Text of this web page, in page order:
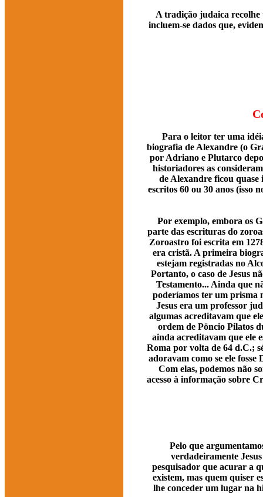
A tradição judaica recolhe
incluem-se dados que,
Para o leitor ter uma
biografia de Alexandre (o
por Adriano e Plutarco
historiadores as
de Alexandre ficou quase
escritos 60 ou 30 anos (isso
Por exemplo, embora os
parte das escrituras do
Zoroastro foi escrita em
era cristã. A primeira
estejam registradas no
Portanto, o caso de Jesus
Testamento... Ainda que
poderíamos ter um prisma
Jesus era um professor
algumas acreditavam que
ordem de Pöncio Pilatos
ainda acreditavam que ele
Roma por volta de 64 d.C.;
adoravam como se ele
Com elas, podemos não
acesso à informação sobre
Pelo que
verdadeiramente
pesquisador que acurar a
existem, mas quem quiser
lhe conceder um lugar na